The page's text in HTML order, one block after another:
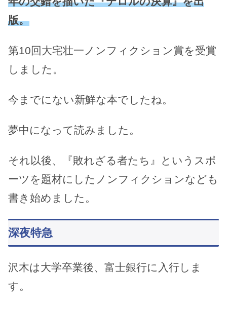
版。
第10回大宅壮一ノンフィクション賞を受賞
しました。
今までにない新鮮な本でしたね。
夢中になって読みました。
それ以後、『敗れざる者たち』というスポ
ーツを題材にしたノンフィクションなども
書き始めました。
深夜特急
沢木は大学卒業後、富士銀行に入行しま
す。